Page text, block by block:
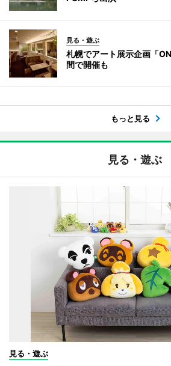
見る・遊ぶ
札幌でアート展示企画「
間で開催も
もっと見る
見る・遊ぶ
見る・遊ぶ